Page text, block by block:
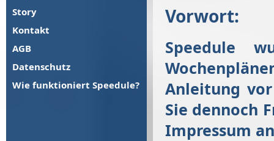
Story
Kontakt
AGB
Datenschutz
Wie funktioniert Speedule?
Vorwort:
Speedule
Anleitung
Sie dennoch
Impressum